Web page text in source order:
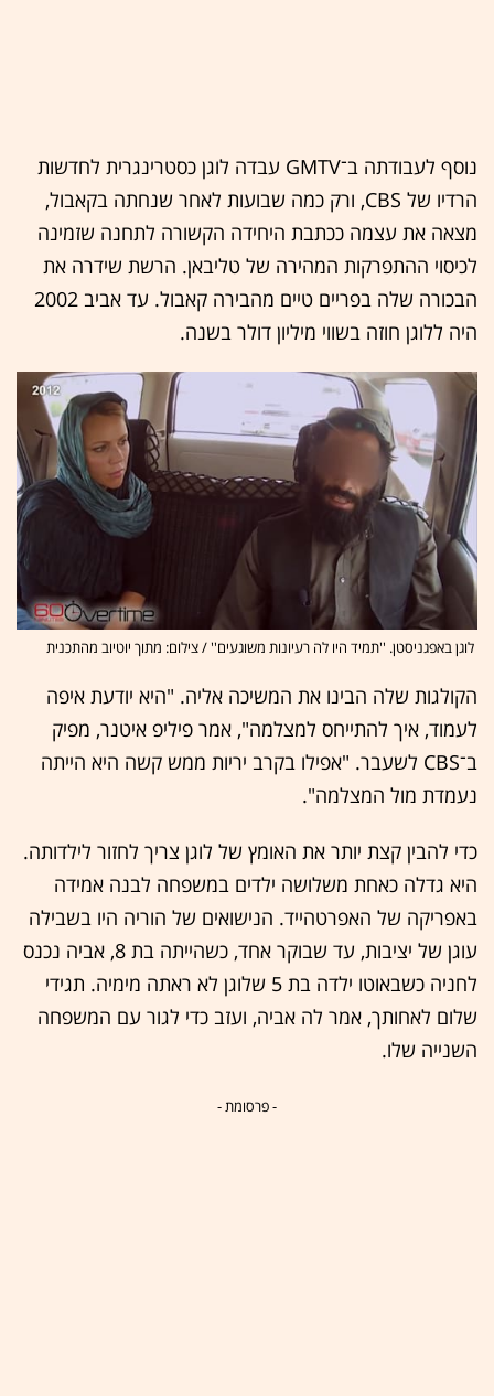
נוסף לעבודתה ב־GMTV עבדה לוגן כסטרינגרית לחדשות
הרדיו של CBS, ורק כמה שבועות לאחר שנחתה בקאבול,
מצאה את עצמה ככתבת היחידה הקשורה לתחנה שזמינה
לכיסוי ההתפרקות המהירה של טליבאן. הרשת שידרה את
הבכורה שלה בפריים טיים מהבירה קאבול. עד אביב 2002
היה ללוגן חוזה בשווי מיליון דולר בשנה.
לוגן באפגניסטן. ''תמיד היו לה רעיונות משוגעים'' / צילום: מתוך יוטיוב מהתכנית
הקולגות שלה הבינו את המשיכה אליה. "היא יודעת איפה
לעמוד, איך להתייחס למצלמה", אמר פיליפ איטנר, מפיק
ב־CBS לשעבר. "אפילו בקרב יריות ממש קשה היא הייתה
נעמדת מול המצלמה".
כדי להבין קצת יותר את האומץ של לוגן צריך לחזור לילדותה.
היא גדלה כאחת משלושה ילדים במשפחה לבנה אמידה
באפריקה של האפרטהייד. הנישואים של הוריה היו בשבילה
עוגן של יציבות, עד שבוקר אחד, כשהייתה בת 8, אביה נכנס
לחניה כשבאוטו ילדה בת 5 שלוגן לא ראתה מימיה. תגידי
שלום לאחותך, אמר לה אביה, ועזב כדי לגור עם המשפחה
השנייה שלו.
- פרסומת -